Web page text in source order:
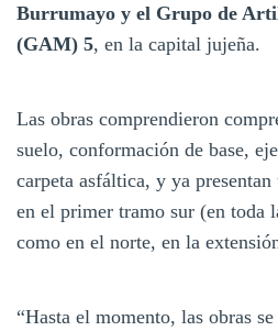
Burrumayo y el Grupo de
(GAM) 5, en la capital jujeña.
Las obras comprendieron
suelo, conformación de base,
carpeta asfáltica, y ya
en el primer tramo sur (en toda
como en el norte, en la
“Hasta el momento, las obras